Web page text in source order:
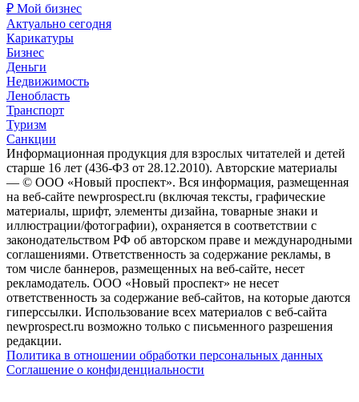
₽ Мой бизнес
Актуально сегодня
Карикатуры
Бизнес
Деньги
Недвижимость
Ленобласть
Транспорт
Туризм
Санкции
Информационная продукция для взрослых читателей и детей
старше 16 лет (436-ФЗ от 28.12.2010). Авторские материалы
— © ООО «Новый проспект». Вся информация, размещенная
на веб-сайте newprospect.ru (включая тексты, графические
материалы, шрифт, элементы дизайна, товарные знаки и
иллюстрации/фотографии), охраняется в соответствии с
законодательством РФ об авторском праве и международными
соглашениями. Ответственность за содержание рекламы, в
том числе баннеров, размещенных на веб-сайте, несет
рекламодатель. ООО «Новый проспект» не несет
ответственность за содержание веб-сайтов, на которые даются
гиперссылки. Использование всех материалов с веб-сайта
newprospect.ru возможно только с письменного разрешения
редакции.
Политика в отношении обработки персональных данных
Соглашение о конфиденциальности